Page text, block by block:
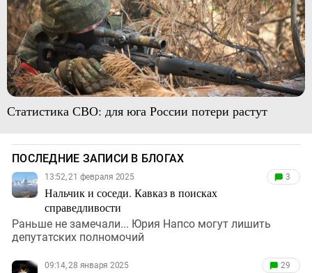
Статистика СВО: для юга России потери растут
ПОСЛЕДНИЕ ЗАПИСИ В БЛОГАХ
13:52, 21 февраля 2025
Нальчик и соседи. Кавказ в поисках
справедливости
3
Раньше не замечали... Юрия Напсо могут лишить
депутатских полномочий
09:14, 28 января 2025 29